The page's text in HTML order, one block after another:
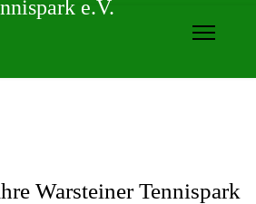
Warsteiner Tennispark